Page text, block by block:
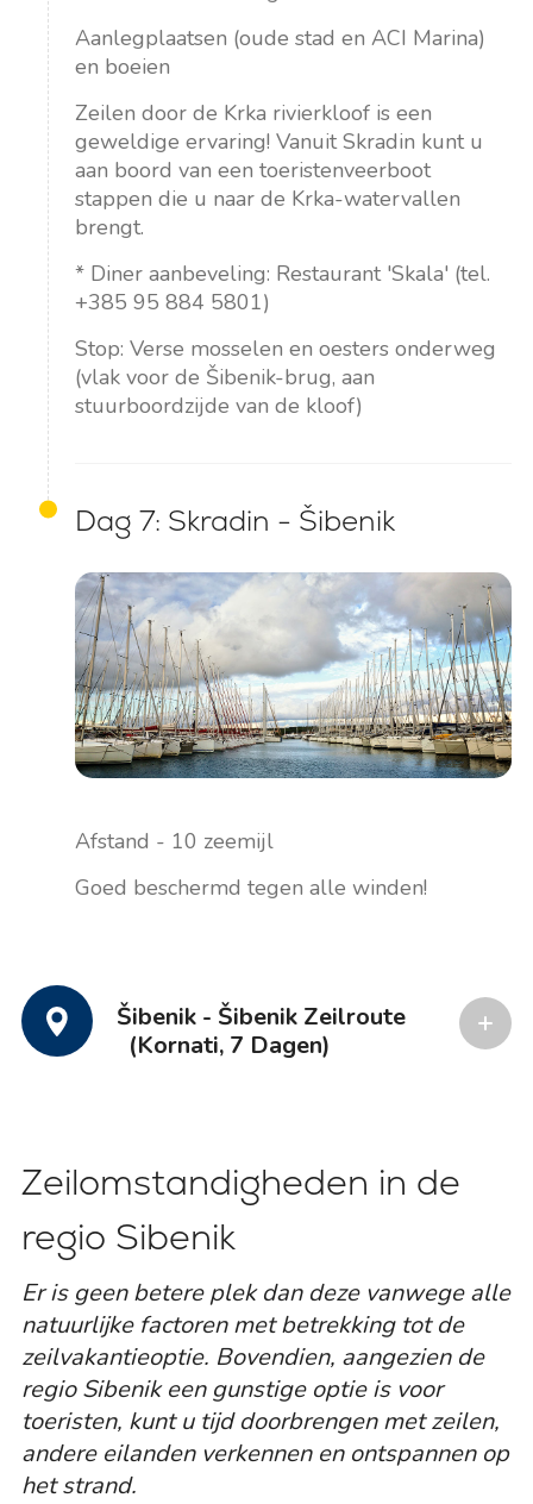
Aanlegplaatsen (oude stad en ACI Marina)
en boeien
Zeilen door de Krka rivierkloof is een
geweldige ervaring! Vanuit Skradin kunt u
aan boord van een toeristenveerboot
stappen die u naar de Krka-watervallen
brengt.
* Diner aanbeveling: Restaurant 'Skala' (tel.
+385 95 884 5801)
Stop: Verse mosselen en oesters onderweg
(vlak voor de Šibenik-brug, aan
stuurboordzijde van de kloof)
Dag 7: Skradin - Šibenik
Afstand - 10 zeemijl
Goed beschermd tegen alle winden!
Šibenik - Šibenik Zeilroute
(Kornati, 7 Dagen)
Zeilomstandigheden in de
regio Sibenik
Er is geen betere plek dan deze vanwege alle
natuurlijke factoren met betrekking tot de
zeilvakantieoptie. Bovendien, aangezien de
regio Sibenik een gunstige optie is voor
toeristen, kunt u tijd doorbrengen met zeilen,
andere eilanden verkennen en ontspannen op
het strand.